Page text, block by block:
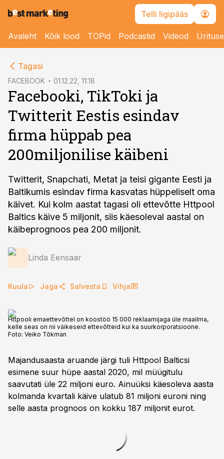
Telli ligipääs
Avaleht Kõik lood TOPid Podcastid Videod
Tagasi
FACEBOOK 01.12.22, 11:18
Facebooki, TikToki ja
Twitterit Eestis esindav
firma hüppab pea
200miljonilise käibeni
Twitterit, Snapchati, Metat ja teisi gigante Eesti ja
Baltikumis esindav firma kasvatas hüppeliselt oma
käivet. Kui kolm aastat tagasi oli ettevõtte Httpool
Baltics käive 5 miljonit, siis käesoleval aastal on
käibeprognoos pea 200 miljonit.
Linda Eensaar
Kuula Jaga Salvesta Vihja
Httpooli emaettevõttel on koostöö 15 000 reklaamijaga üle maailma,
kelle seas on nii väikeseid ettevõtteid kui ka suurkorporatsioone.
Foto: Veiko Tõkman
Majandusaasta aruande järgi tuli Httpool Balticsi
esimene suur hüpe aastal 2020, mil müügitulu
saavutati üle 22 miljoni euro. Ainuüksi käesoleva aasta
kolmanda kvartali käive ulatub 81 miljoni euroni ning
selle aasta prognoos on kokku 187 miljonit eurot.